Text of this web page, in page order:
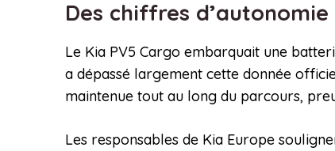
Des chiffres
Le Kia PV5 Cargo embarquait une
a dépassé largement cette donnée
maintenue tout au long du parcours,
Les responsables de Kia Europe